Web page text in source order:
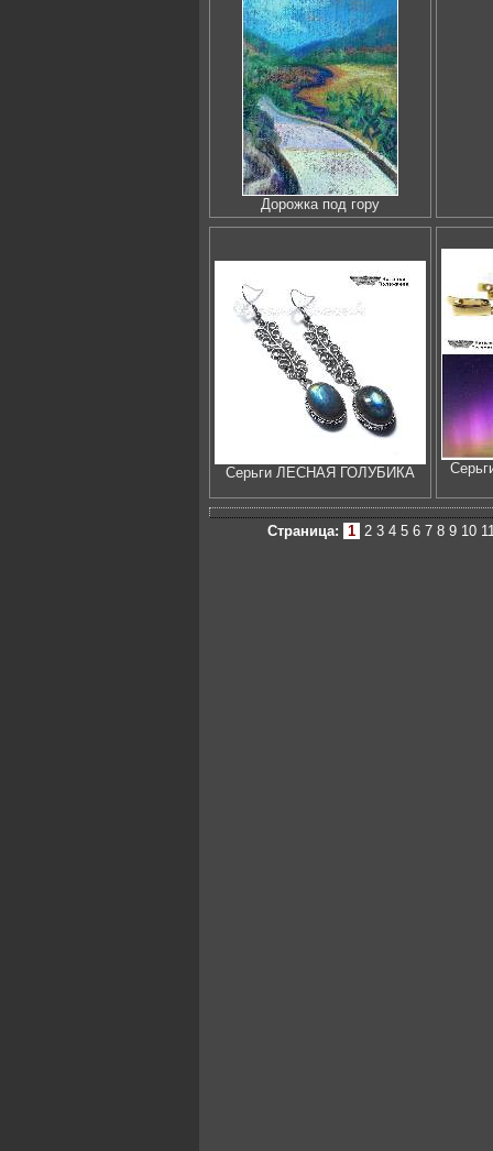
Дорожка под гору
Серьги ЛЕСНАЯ ГОЛУБИКА
Страница: 1 2 3 4 5 6 7 8 9 10